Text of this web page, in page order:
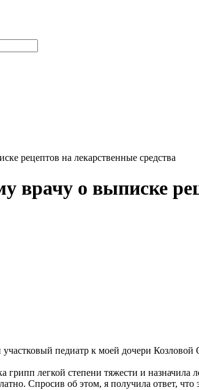
рецептов на лекарственные средства
врачу о выписке
педиатр к моей дочери
грипп легкой степени тяжести и
Спросив об этом, я получила ответ, что